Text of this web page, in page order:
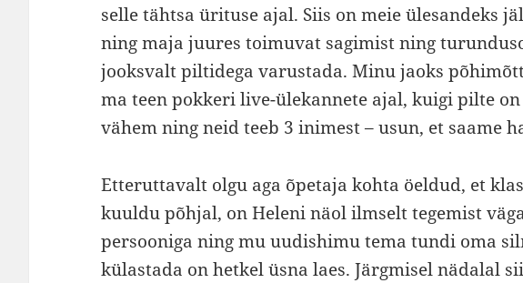
selle tähtsa ürituse ajal. Siis on meie ülesandeks
ning maja juures toimuvat sagimist ning
jooksvalt piltidega varustada. Minu jaoks
ma teen pokkeri live-ülekannete ajal, kuigi pilte
vähem ning neid teeb 3 inimest – usun, et saame
Etteruttavalt olgu aga õpetaja kohta öeldud, et
kuuldu põhjal, on Heleni näol ilmselt tegemist
persooniga ning mu uudishimu tema tundi oma
külastada on hetkel üsna laes. Järgmisel nädalal